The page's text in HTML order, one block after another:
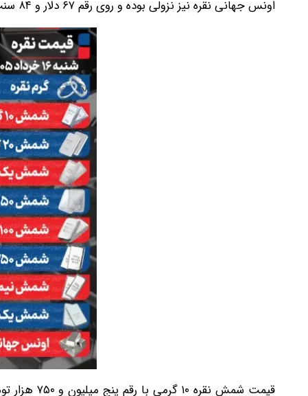
اونس جهانی نقره نیز نزولی بوده و روی رقم ۶۷ دلار و ۸۴ سنت تثبیت شده است.